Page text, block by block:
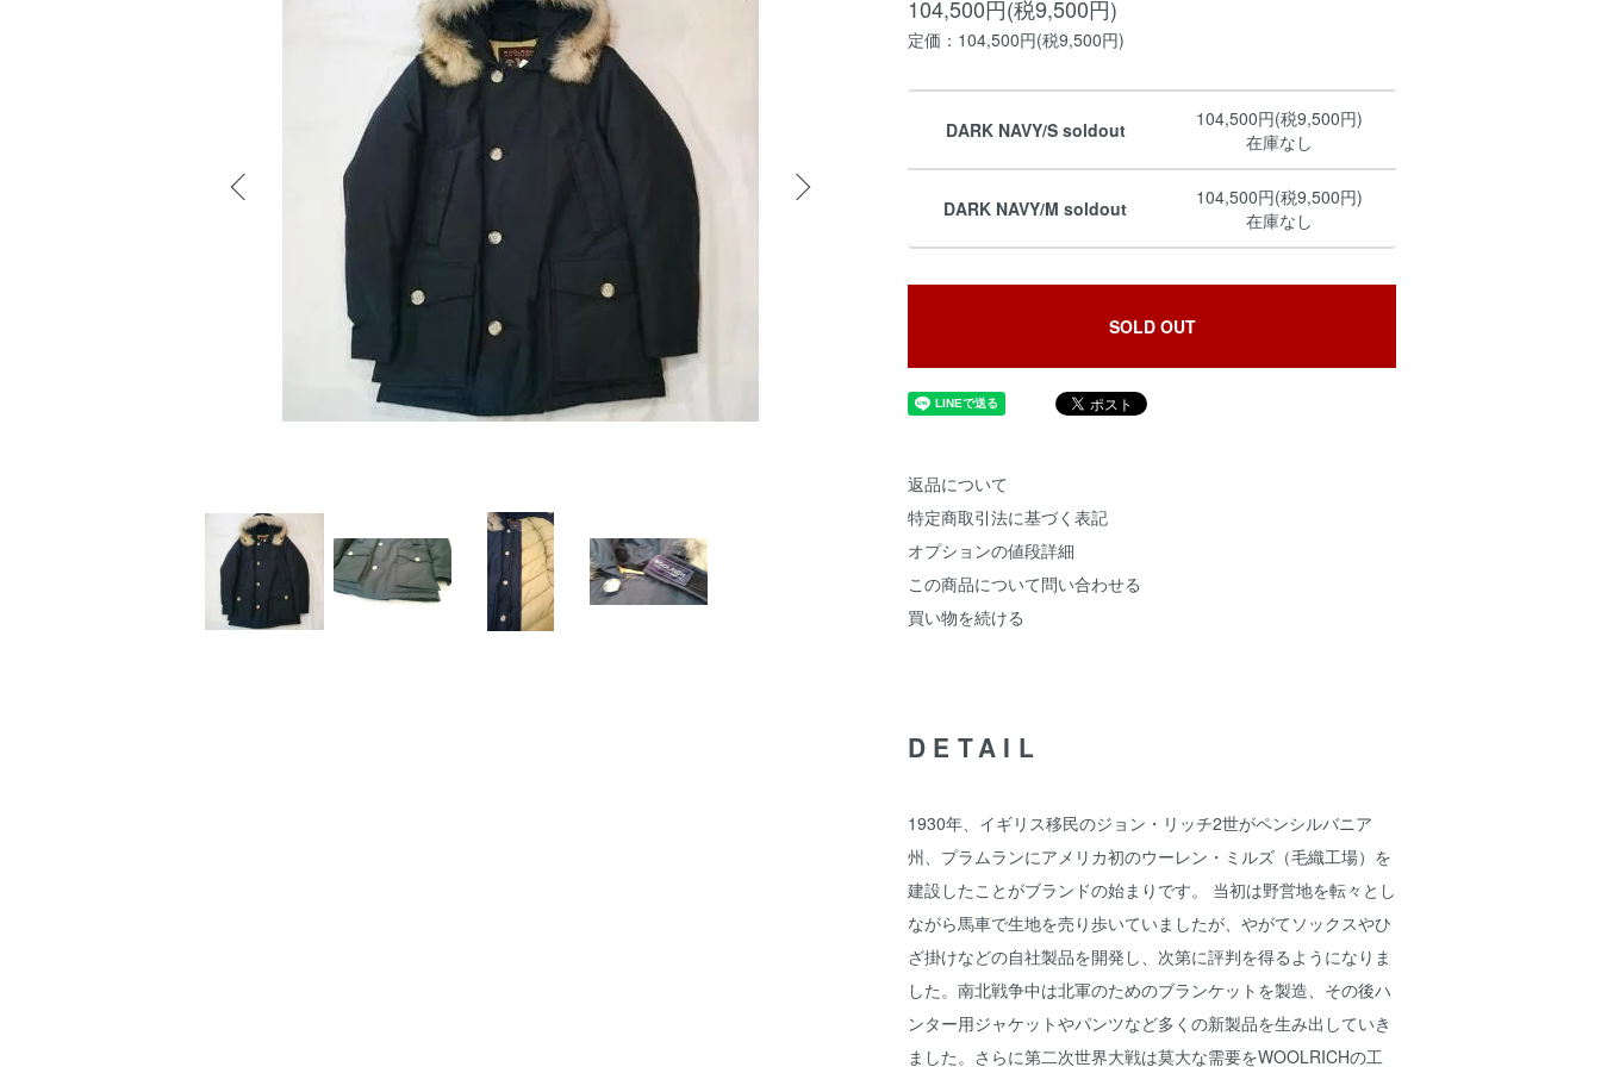
104,500円(税9,500円)
定価：104,500円(税9,500円)
DARK NAVY/S soldout
104,500円(税9,500円)
在庫なし
DARK NAVY/M soldout
104,500円(税9,500円)
在庫なし
SOLD OUT
返品について
特定商取引法に基づく表記
オプションの値段詳細
この商品について問い合わせる
買い物を続ける
DETAIL
1930年、イギリス移民のジョン・リッチ2世がペンシルバニア
州、プラムランにアメリカ初のウーレン・ミルズ（毛織工場）を
建設したことがブランドの始まりです。 当初は野営地を転々とし
ながら馬車で生地を売り歩いていましたが、やがてソックスやひ
ざ掛けなどの自社製品を開発し、次第に評判を得るようになりま
した。南北戦争中は北軍のためのブランケットを製造、その後ハ
ンター用ジャケットやパンツなど多くの新製品を生み出していき
ました。さらに第二次世界大戦は莫大な需要をWOOLRICHの工